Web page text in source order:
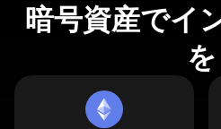
暗号資産でイ
を